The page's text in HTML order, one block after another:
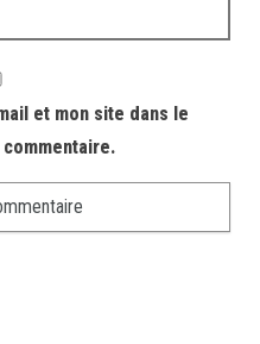
et mon site dans le